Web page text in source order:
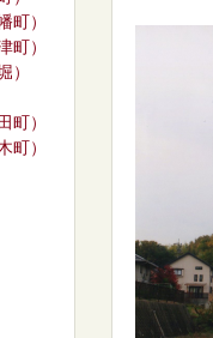
町）
町）
）
町）
町）